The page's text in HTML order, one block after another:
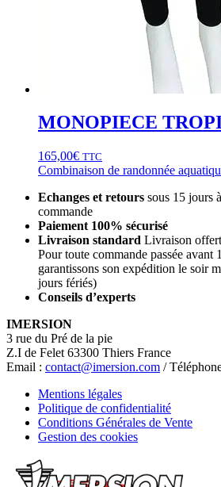
MONOPIECE
165,00€ TTC
Combinaison de randonnée
Echanges et retours sous 15 jours
commande
Paiement 100% sécurisé
Livraison standard Livraison
Pour toute commande passée avant
garantissons son expédition le soir
jours fériés)
Conseils d’experts
IMERSION
3 rue du Pré de la pie
Z.I de Felet 63300 Thiers France
Email : contact@imersion.com /
Mentions légales
Politique de confidentialité
Conditions Générales de Vente
Gestion des cookies